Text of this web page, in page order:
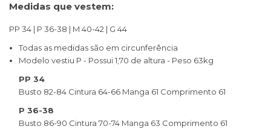
Medidas que vestem:
PP 34 | P 36-38 | M 40-42 | G 44
Todas as medidas são em circunferência
Modelo vestiu P - Possui 1,70 de altura - Peso 63kg
PP 34
Busto 82-84 Cintura 64-66 Manga 61 Comprimento 61
P 36-38
Busto 86-90 Cintura 70-74 Manga 63 Comprimento 61